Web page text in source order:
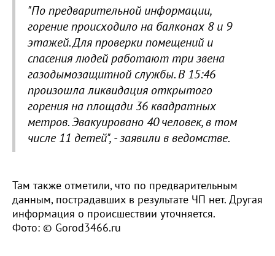
"По предварительной информации,
горение происходило на балконах 8 и 9
этажей. Для проверки помещений и
спасения людей работают три звена
газодымозащитной службы. В15:46
произошла ликвидация открытого
горения на площади 36 квадратных
метров.Эвакуировано 40 человек, в том
числе 11 детей", - заявили в ведомстве.
Там также отметили, что по предварительным
данным, пострадавших в результате ЧП нет. Другая
информация о происшествии уточняется.
Фото: © Gorod3466.ru